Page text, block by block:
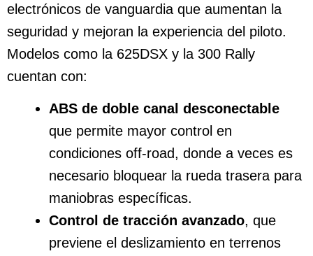
electrónicos de vanguardia que aumentan la
seguridad y mejoran la experiencia del piloto.
Modelos como la 625DSX y la 300 Rally
cuentan con:
ABS de doble canal desconectable
que permite mayor control en
condiciones off-road, donde a veces es
necesario bloquear la rueda trasera para
maniobras específicas.
Control de tracción avanzado, que
previene el deslizamiento en terrenos